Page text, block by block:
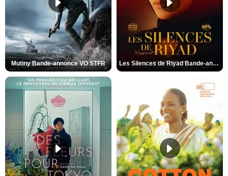
Mutiny Bande-annonce VO STFR Les Silences de Riyad Bande-annonce VO STFR